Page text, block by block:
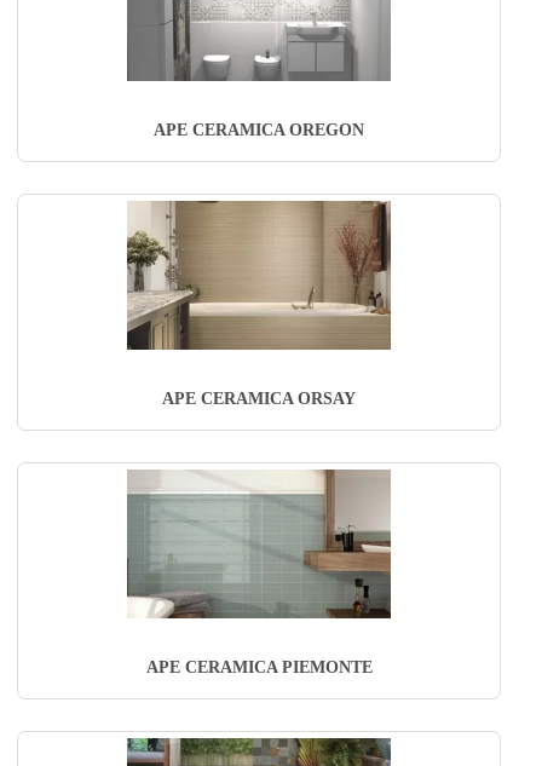
APE CERAMICA OREGON
APE CERAMICA ORSAY
APE CERAMICA PIEMONTE